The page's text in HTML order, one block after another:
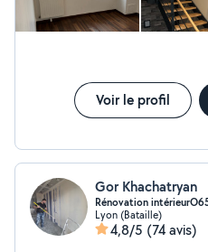
Voir le profil
Gor Khachatryan
Rénovation
Lyon (Bataille)
4,8/5 (74 avis)